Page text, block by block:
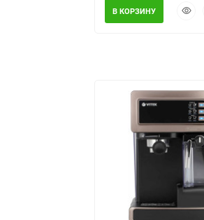
В КОРЗИНУ